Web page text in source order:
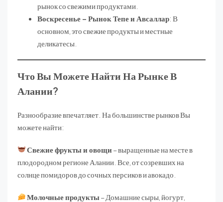
рынок со свежими продуктами.
Воскресенье – Рынок Тепе и Авсаллар: В
основном, это свежие продукты и местные
деликатесы.
Что Вы Можете Найти На Рынке В
Алании?
Разнообразие впечатляет. На большинстве рынков Вы
можете найти:
Свежие фрукты и овощи – выращенные на месте в
плодородном регионе Алании. Все, от созревших на
солнце помидоров до сочных персиков и авокадо.
Молочные продукты– Домашние сыры, йогурт,